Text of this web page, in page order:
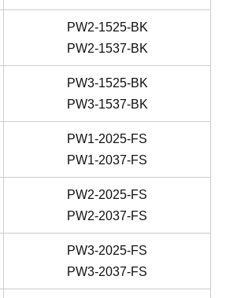
PW2-1525-BK
PW2-1537-BK
PW3-1525-BK
PW3-1537-BK
PW1-2025-FS
PW1-2037-FS
PW2-2025-FS
PW2-2037-FS
PW3-2025-FS
PW3-2037-FS